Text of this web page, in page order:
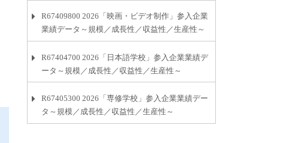
R67409800 2026「映画・ビデオ制作」参入企業
業績データ～規模／成長性／収益性／生産性～
R67404700 2026「日本語学校」参入企業業績デ
ータ～規模／成長性／収益性／生産性～
R67405300 2026「専修学校」参入企業業績デー
タ～規模／成長性／収益性／生産性～